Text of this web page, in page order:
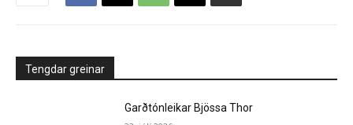
Tengdar greinar
Garðtónleikar Bjössa Thor